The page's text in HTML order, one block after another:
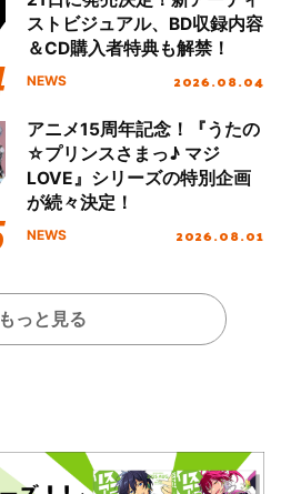
ストビジュアル、BD収録内容
＆CD購入者特典も解禁！
NEWS 2026.08.04
アニメ15周年記念！『うたの
☆プリンスさまっ♪ マジ
LOVE』シリーズの特別企画
が続々決定！
NEWS 2026.08.01
もっと見る